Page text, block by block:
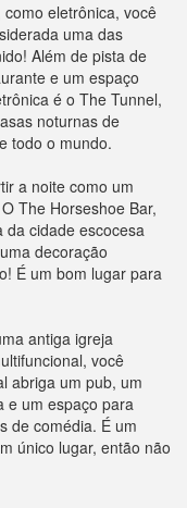
eletrônica, você
uma das
Além de pista de
e um espaço
é o The Tunnel,
noturnas de
todo o mundo.
a noite como um
The Horseshoe Bar,
da cidade escocesa
decoração
É um bom lugar para
antiga igreja
você
abriga um pub, um
e um espaço para
de comédia. É um
único lugar, então não